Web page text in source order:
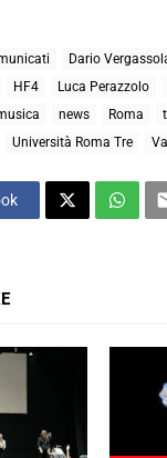
Dario
HF4 Luca Perazzolo
news Roma
Università Roma Tre